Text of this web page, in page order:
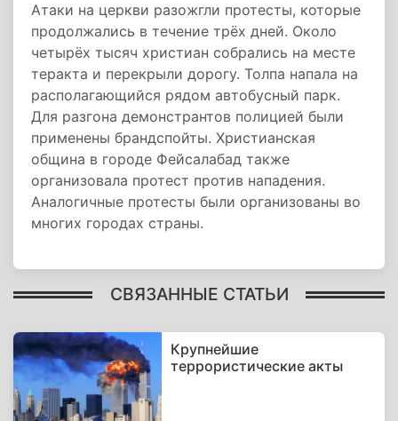
Атаки на церкви разожгли протесты, которые
продолжались в течение трёх дней. Около
четырёх тысяч христиан собрались на месте
теракта и перекрыли дорогу. Толпа напала на
располагающийся рядом автобусный парк.
Для разгона демонстрантов полицией были
применены брандспойты. Христианская
община в городе Фейсалабад также
организовала протест против нападения.
Аналогичные протесты были организованы во
многих городах страны.
СВЯЗАННЫЕ СТАТЬИ
Крупнейшие
террористические акты